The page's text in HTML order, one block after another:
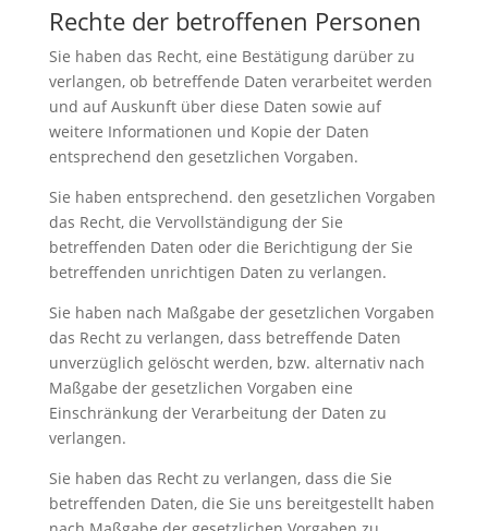
Rechte der betroffenen Personen
Sie haben das Recht, eine Bestätigung darüber zu
verlangen, ob betreffende Daten verarbeitet werden
und auf Auskunft über diese Daten sowie auf
weitere Informationen und Kopie der Daten
entsprechend den gesetzlichen Vorgaben.
Sie haben entsprechend. den gesetzlichen Vorgaben
das Recht, die Vervollständigung der Sie
betreffenden Daten oder die Berichtigung der Sie
betreffenden unrichtigen Daten zu verlangen.
Sie haben nach Maßgabe der gesetzlichen Vorgaben
das Recht zu verlangen, dass betreffende Daten
unverzüglich gelöscht werden, bzw. alternativ nach
Maßgabe der gesetzlichen Vorgaben eine
Einschränkung der Verarbeitung der Daten zu
verlangen.
Sie haben das Recht zu verlangen, dass die Sie
betreffenden Daten, die Sie uns bereitgestellt haben